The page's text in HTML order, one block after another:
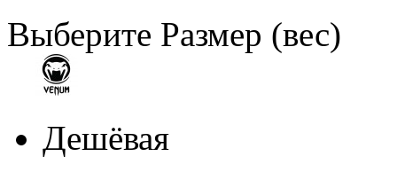
Выберите Размер (вес)
Дешёвая